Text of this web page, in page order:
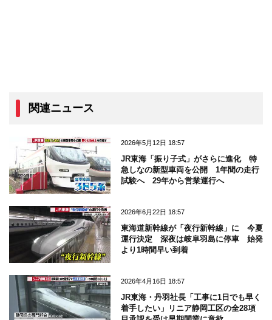
関連ニュース
2026年5月12日 18:57
JR東海「振り子式」がさらに進化 特
急しなの新型車両を公開 1年間の走行
試験へ 29年から営業運行へ
2026年6月22日 18:57
東海道新幹線が「夜行新幹線」に 今夏
運行決定 深夜は岐阜羽島に停車 始発
より1時間早い到着
2026年4月16日 18:57
JR東海・丹羽社長「工事に1日でも早く
着手したい」リニア静岡工区の全28項